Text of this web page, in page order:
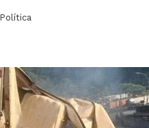
Política